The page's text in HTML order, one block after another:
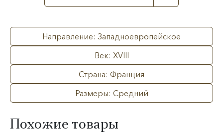
Направление: Западноевропейское
Век: XVIII
Страна: Франция
Размеры: Средний
Похожие товары